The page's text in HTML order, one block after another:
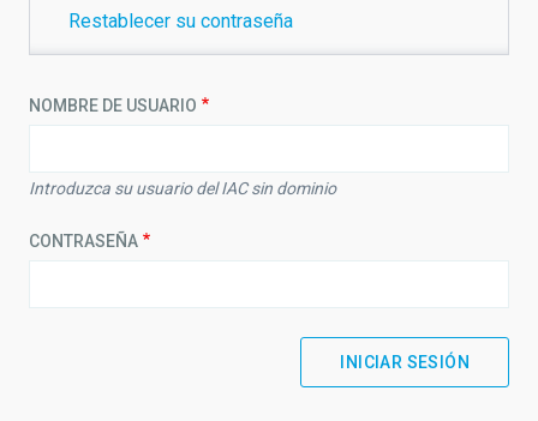
navegación
Restablecer su contraseña
NOMBRE DE USUARIO
Introduzca su usuario del IAC sin dominio
CONTRASEÑA